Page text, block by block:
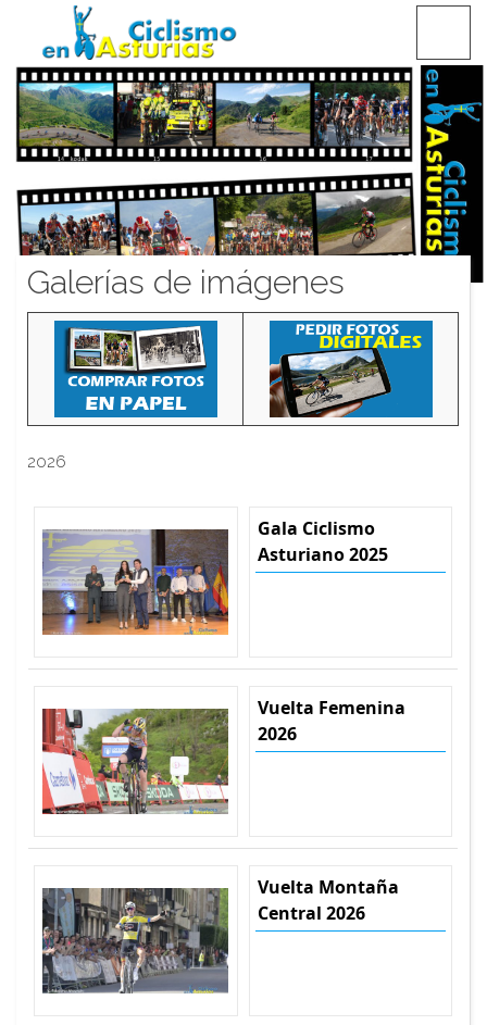
CICLISMO EN ASTURIAS
Galerías de imágenes
2026
Gala Ciclismo
Asturiano 2025
Vuelta Femenina
2026
Vuelta Montaña
Central 2026